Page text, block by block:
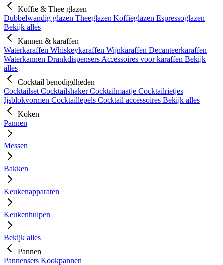
Koffie & Thee glazen
Dubbelwandig glazen Theeglazen Koffieglazen Espressoglazen
Bekijk alles
Kannen & karaffen
Waterkaraffen Whiskeykaraffen Wijnkaraffen Decanteerkaraffen
Waterkannen Drankdispensers Accessoires voor karaffen Bekijk
alles
Cocktail benodigdheden
Cocktailset Cocktailshaker Cocktailmaatje Cocktailrietjes
Ijsblokvormen Cocktaillepels Cocktail accessoires Bekijk alles
Koken
Pannen
Messen
Bakken
Keukenapparaten
Keukenhulpen
Bekijk alles
Pannen
Pannensets Kookpannen